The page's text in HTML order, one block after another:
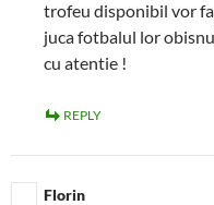
trofeu disponibil vor
juca fotbalul lor
cu atentie !
REPLY
Florin